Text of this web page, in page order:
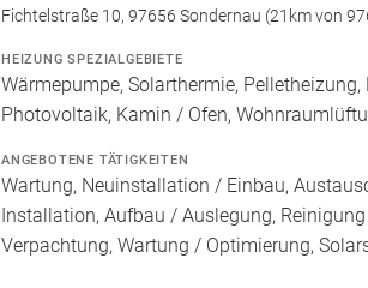
Fichtelstraße 10, 97656 Sondernau (21km von
HEIZUNG SPEZIALGEBIETE
Wärmepumpe, Solarthermie,
Photovoltaik, Kamin / Ofen,
ANGEBOTENE TÄTIGKEITEN
Wartung, Neuinstallation / Einbau,
Installation, Aufbau / Auslegung,
Verpachtung, Wartung / Optimierung,